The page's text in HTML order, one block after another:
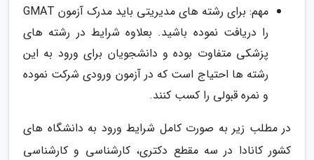
مهم: برای رشته های مدیریتی باید مدرک آزمون GMAT
را دریافت نموده باشید. بعلاوه شرایط در رشته های
پزشکی متفاوت بوده و دانشجویان برای ورود به این
رشته ها احتیاج است که در آزمون ورودی شرکت نموده
و نمره قبولی را کسب کنند.
در مطلب زیر به صورت کامل شرایط ورود به دانشگاه های
کشور کانادا در سه مقطع دکتری، کارشناسی و کارشناسی